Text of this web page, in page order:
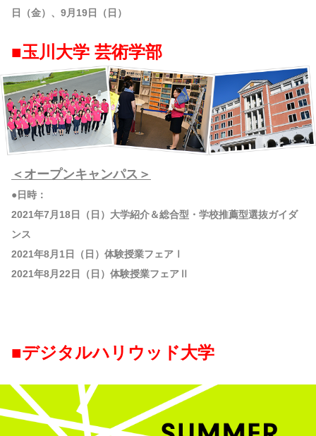
日（金）、9月19日（日）
■玉川大学 芸術学部
＜オープンキャンパス＞
●日時：
2021年7月18日（日）大学紹介＆総合型・学校推薦型選抜ガイダ
ンス
2021年8月1日（日）体験授業フェアⅠ
2021年8月22日（日）体験授業フェアⅡ
■デジタルハリウッド大学